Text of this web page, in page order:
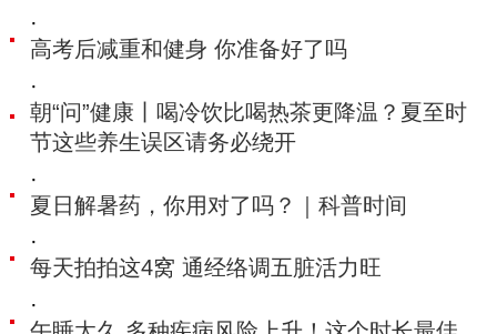
·
高考后减重和健身 你准备好了吗
·
朝“问”健康丨喝冷饮比喝热茶更降温‌？夏至时
节这些养生误区请务必绕开
·
夏日解暑药，你用对了吗？｜科普时间
·
每天拍拍这4窝 通经络调五脏活力旺
·